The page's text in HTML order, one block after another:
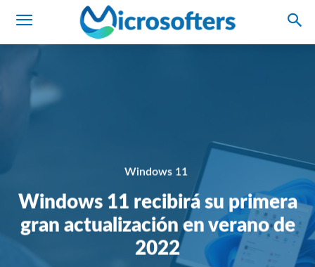
Windows 11
Windows 11 recibirá su primera
gran actualización en verano de
2022